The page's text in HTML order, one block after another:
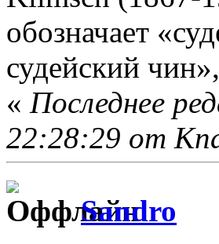
обозначает
судейский
« Последнее
22:28:29 от
Sandro